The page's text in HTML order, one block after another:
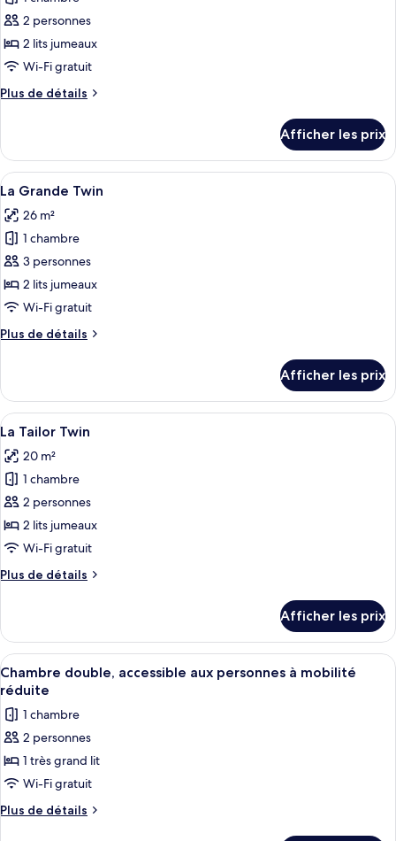
pour
ce
type
chambre :
Twin
2 personnes
2 lits jumeaux
Wi-Fi gratuit
Plus de détails
Plus
La
Cosy
Twin
Afficher les prix
Afficher
toutes
les
photos
pour
ce
type
chambre :
Twin
Une chambre avec deux lits, un
5
La Grande Twin
26 m²
1 chambre
3 personnes
2 lits jumeaux
Wi-Fi gratuit
Plus de détails
Plus
La
Grande
Twin
Afficher les prix
Afficher
toutes
les
photos
pour
ce
type
chambre :
Twin
Une chambre d’hôtel avec un
6
La Tailor Twin
20 m²
1 chambre
2 personnes
2 lits jumeaux
Wi-Fi gratuit
Plus de détails
Plus
La
Tailor
Twin
Afficher les prix
Afficher
toutes
les
photos
pour
ce
type
de
Une chambre d’hôtel avec un grand
5
Chambre double, accessible aux personnes à mobilité
réduite
1 chambre
2 personnes
1 très grand lit
Wi-Fi gratuit
Plus de détails
Plus